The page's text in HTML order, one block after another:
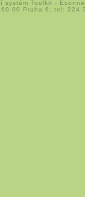
systém Toolkit -
00 Praha 6; tel: 224